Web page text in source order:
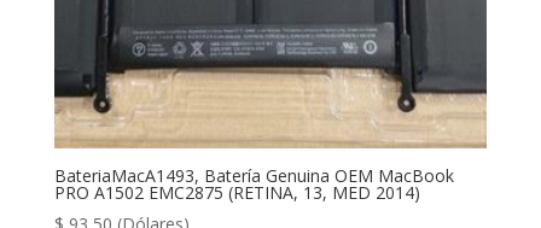
BateriaMacA1493, Batería Genuina OEM MacBook
PRO A1502 EMC2875 (RETINA, 13, MED 2014)
$ 93,50 (Dólares)